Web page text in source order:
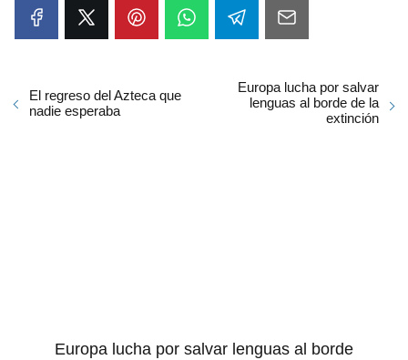
El regreso del Azteca que
nadie esperaba
Europa lucha por salvar
lenguas al borde de la
extinción
Europa lucha por salvar lenguas al borde